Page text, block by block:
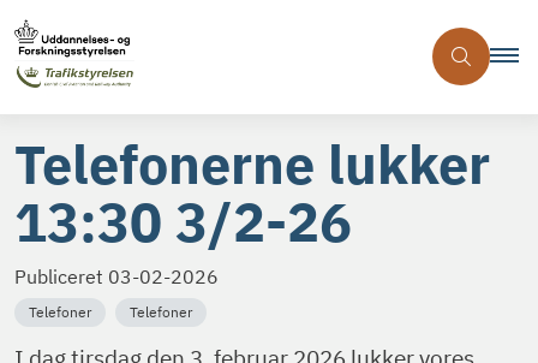
Telefonerne lukker
13:30 3/2-26
Publiceret 03-02-2026
Telefoner Telefoner